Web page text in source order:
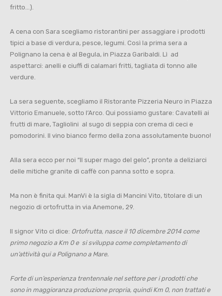
fritto…).
A cena con Sara scegliamo ristorantini per assaggiare i prodotti
tipici a base di verdura, pesce, legumi. Così la prima sera a
Polignano la cena è al Begula, in Piazza Garibaldi. Lì ad
aspettarci: anelli e ciuffi di calamari fritti, tagliata di tonno alle
verdure.
La sera seguente, scegliamo il Ristorante Pizzeria Neuro in Piazza
Vittorio Emanuele, sotto l’Arco. Qui possiamo gustare: Cavatelli ai
frutti di mare, Tagliolini al sugo di seppia con crema di ceci e
pomodorini. Il vino bianco fermo della zona assolutamente buono!
Alla sera ecco per noi “Il super mago del gelo”, pronte a deliziarci
delle mitiche granite di caffè con panna sotto e sopra.
Ma non è finita qui. ManVi è la sigla di Mancini Vito, titolare di un
negozio di ortofrutta in via Anemone, 29.
Il signor Vito ci dice: Ortofrutta, nasce il 10 dicembre 2014 come
primo negozio a Km 0 e si sviluppa come completamento di
un’attività qui a Polignano a Mare.
Forte di un’esperienza trentennale nel settore per i prodotti che
sono in maggioranza produzione propria, quindi Km 0, non trattati e